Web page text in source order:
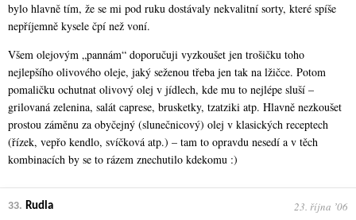
bylo hlavně tím, že se mi pod ruku dostávaly nekvalitní sorty, které spíše
nepříjemně kysele čpí než voní.
Všem olejovým „pannám“ doporučuji vyzkoušet jen trošičku toho
nejlepšího olivového oleje, jaký seženou třeba jen tak na lžičce. Potom
pomaličku ochutnat olivový olej v jídlech, kde mu to nejlépe sluší –
grilovaná zelenina, salát caprese, brusketky, tzatziki atp. Hlavně nezkoušet
prostou záměnu za obyčejný (slunečnicový) olej v klasických receptech
(řízek, vepřo kendlo, svíčková atp.) – tam to opravdu nesedí a v těch
kombinacích by se to rázem znechutilo kdekomu :)
33. Rudla 23. října ʼ06